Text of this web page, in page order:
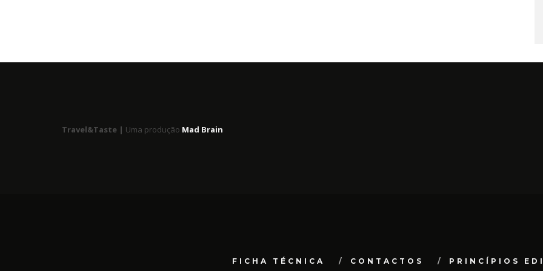
Travel&Taste | Uma produção Mad Brain
FICHA TÉCNICA CONTACTOS PRINCÍPIOS